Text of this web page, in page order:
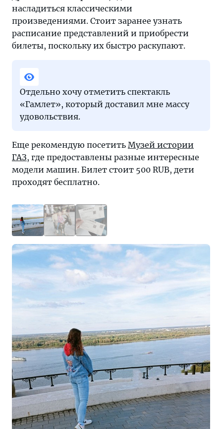
насладиться классическими
произведениями. Стоит заранее узнать
расписание представлений и приобрести
билеты, поскольку их быстро раскупают.
Отдельно хочу отметить спектакль
«Гамлет», который доставил мне массу
удовольствия.
Еще рекомендую посетить Музей истории
ГАЗ, где предоставлены разные интересные
модели машин. Билет стоит 500 RUB, дети
проходят бесплатно.